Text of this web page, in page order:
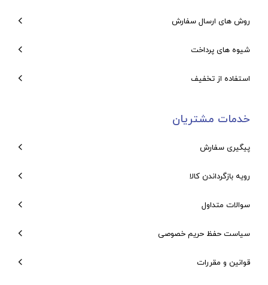
روش های ارسال سفارش
شیوه های پرداخت
استفاده از تخفیف
خدمات مشتریان
پیگیری سفارش
رویه بازگرداندن کالا
سوالات متداول
سیاست حفظ حریم خصوصی
قوانین و مقررات